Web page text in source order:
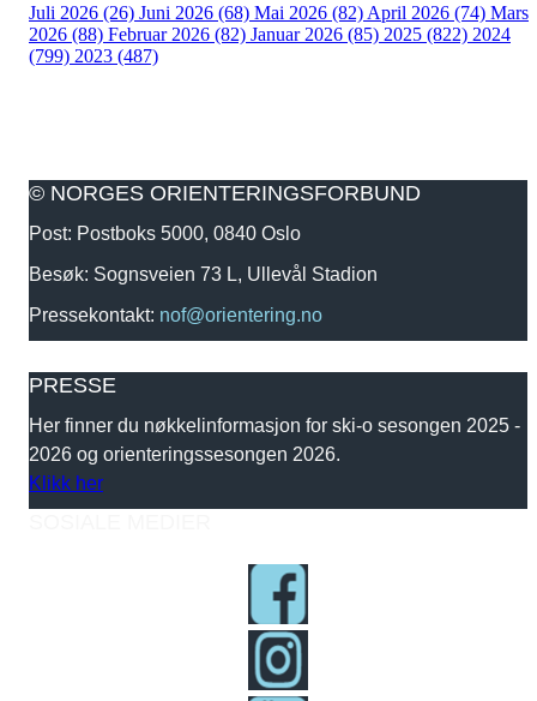
Juli 2026 (26) Juni 2026 (68) Mai 2026 (82) April 2026 (74) Mars
2026 (88) Februar 2026 (82) Januar 2026 (85) 2025 (822) 2024
(799) 2023 (487)
© NORGES ORIENTERINGSFORBUND
Post: Postboks 5000, 0840 Oslo
Besøk: Sognsveien 73 L, Ullevål Stadion
Pressekontakt: nof@orientering.no
PRESSE
Her finner du nøkkelinformasjon for ski-o sesongen 2025 -
2026 og orienteringssesongen 2026.
Klikk her